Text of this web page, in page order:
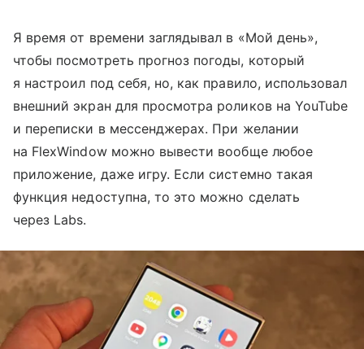
Я время от времени заглядывал в «Мой день»,
чтобы посмотреть прогноз погоды, который
я настроил под себя, но, как правило, использовал
внешний экран для просмотра роликов на YouTube
и переписки в мессенджерах. При желании
на FlexWindow можно вывести вообще любое
приложение, даже игру. Если системно такая
функция недоступна, то это можно сделать
через Labs.